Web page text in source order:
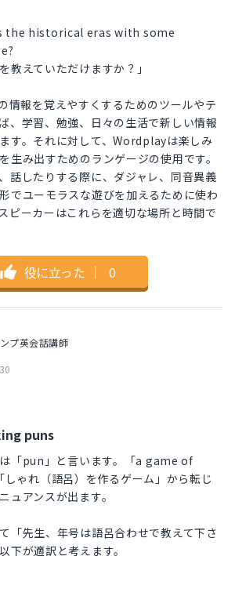
the historical eras with some
教えていただけますか？」
情報を覚えやすくするためのツールやテ
、学習、勉強、日々の生活で新しい情報
す。それに対して、Wordplayは楽しみ
生み出すためのランゲージの使用です。
話したりする際に、ダジャレ、同音異義
でユーモラスな遊びを加えるために使わ
ピーカーはこれらを適切な場所と時間で
役に立った ｜ 0
プ英会話講師
puns
は「pun」と言います。「a game of
ゃれ（語呂）を作るゲーム」から転じ
ュアンスが出ます。
「先生、年号は語呂合わせで教えて下さ
下が適訳と考えます。